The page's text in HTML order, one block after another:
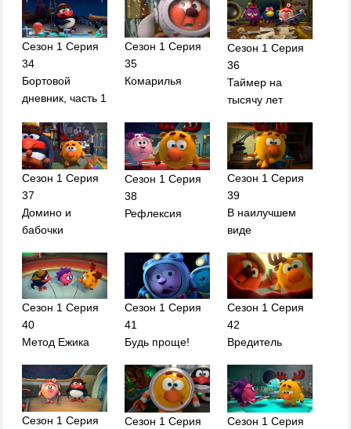
Сезон 1 Серия
34
Бортовой
дневник, часть 1
Сезон 1 Серия
35
Комарилья
Сезон 1 Серия
36
Таймер на
тысячу лет
Сезон 1 Серия
37
Домино и
бабочки
Сезон 1 Серия
38
Рефлексия
Сезон 1 Серия
39
В наилучшем
виде
Сезон 1 Серия
40
Метод Ежика
Сезон 1 Серия
41
Будь проще!
Сезон 1 Серия
42
Вредитель
Сезон 1 Серия
Сезон 1 Серия
Сезон 1 Серия